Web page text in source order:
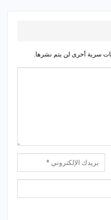
سرية أخرى لن يتم نشرها.